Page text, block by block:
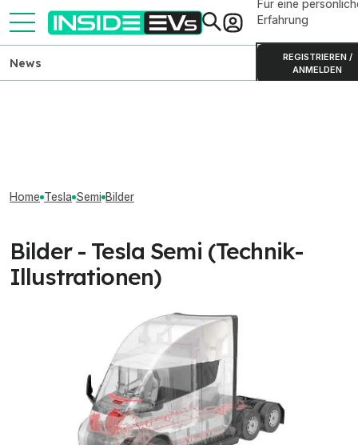
Für eine
Erfahrung
REGISTRIEREN /
ANMELDEN
News
Home Tesla Semi Bilder
Bilder - Tesla Semi (Technik-
Illustrationen)